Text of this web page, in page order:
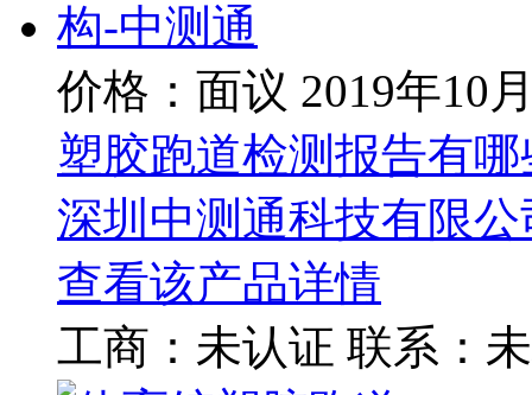
价格：面议 2019年10
塑胶跑道检测报告有
深圳中测通科技有限公
查看该产品详情
工商： 未认证 联系：